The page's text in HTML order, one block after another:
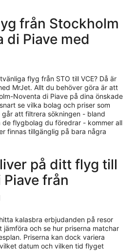
från Stockholm
di Piave med
flyg från STO till VCE? Då är
MrJet. Allt du behöver göra är att
Noventa di Piave på dina önskade
se vilka bolag och priser som
att filtrera sökningen - bland
de flygbolag du föredrar - kommer all
finnas tillgänglig på bara några
på ditt flyg till
från
kalasbra erbjudanden på resor
jämföra och se hur priserna matchar
Priserna kan dock variera
datum och vilken tid flyget